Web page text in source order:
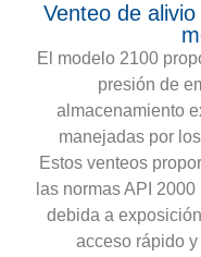
Venteo de
El modelo 2100
presión de
almacenamiento
manejadas por
Estos venteos
las normas API
debida a
acceso rápido